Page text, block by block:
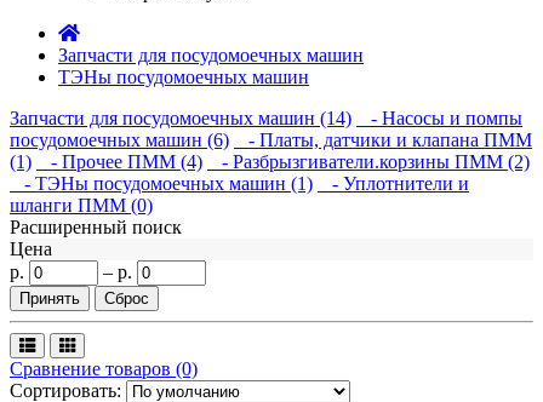
Запчасти для посудомоечных машин
ТЭНы посудомоечных машин
Запчасти для посудомоечных машин (14)
- Насосы и помпы
посудомоечных машин (6)
- Платы, датчики и клапана ПММ
(1)
- Прочее ПММ (4)
- Разбрызгиватели.корзины ПММ (2)
- ТЭНы посудомоечных машин (1)
- Уплотнители и
шланги ПММ (0)
Расширенный поиск
Цена
р.
– р.
Сравнение товаров (0)
Сортировать: